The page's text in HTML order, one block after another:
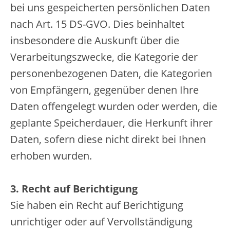
bei uns gespeicherten persönlichen Daten
nach Art. 15 DS-GVO. Dies beinhaltet
insbesondere die Auskunft über die
Verarbeitungszwecke, die Kategorie der
personenbezogenen Daten, die Kategorien
von Empfängern, gegenüber denen Ihre
Daten offengelegt wurden oder werden, die
geplante Speicherdauer, die Herkunft ihrer
Daten, sofern diese nicht direkt bei Ihnen
erhoben wurden.
3. Recht auf Berichtigung
Sie haben ein Recht auf Berichtigung
unrichtiger oder auf Vervollständigung